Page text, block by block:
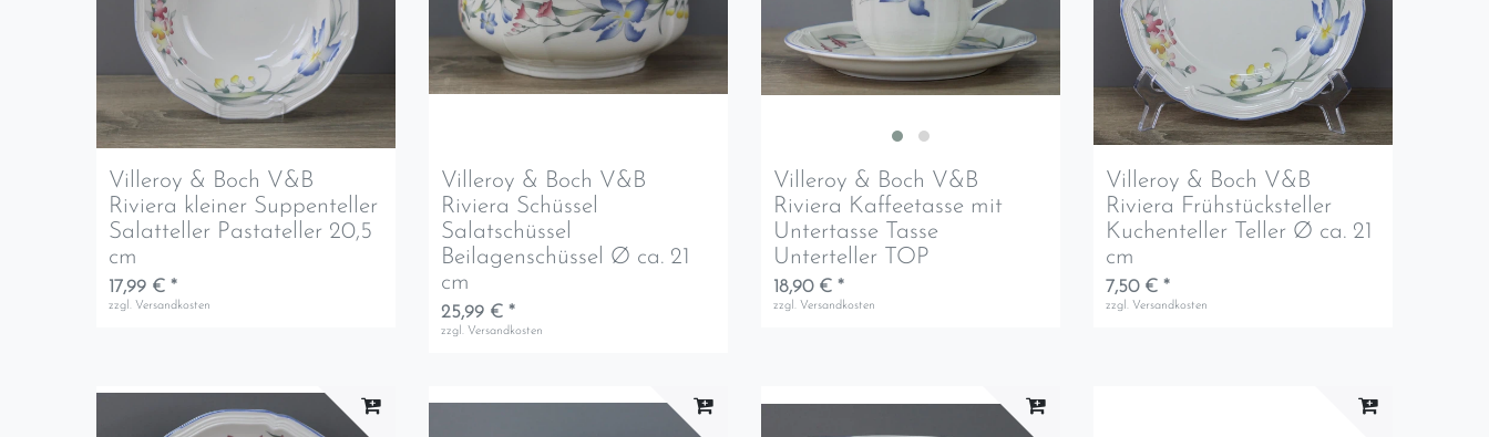
Villeroy & Boch V&B
Riviera kleiner Suppenteller
Salatteller Pastateller 20,5
cm
17,99 € *
zzgl. Versandkosten
Villeroy & Boch V&B
Riviera Schüssel
Salatschüssel
Beilagenschüssel Ø ca. 21
cm
25,99 € *
zzgl. Versandkosten
Villeroy & Boch V&B
Riviera Kaffeetasse mit
Untertasse Tasse
Unterteller TOP
18,90 € *
zzgl. Versandkosten
Villeroy & Boch V&B
Riviera Frühstücksteller
Kuchenteller Teller Ø ca. 21
cm
7,50 € *
zzgl. Versandkosten